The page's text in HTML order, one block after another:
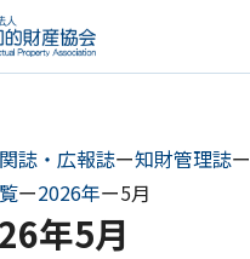
誌・広報誌ー知財管理誌ー
ー2026年ー5月
年5月